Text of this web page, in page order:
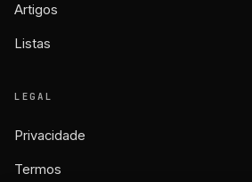
Artigos
Listas
LEGAL
Privacidade
Termos